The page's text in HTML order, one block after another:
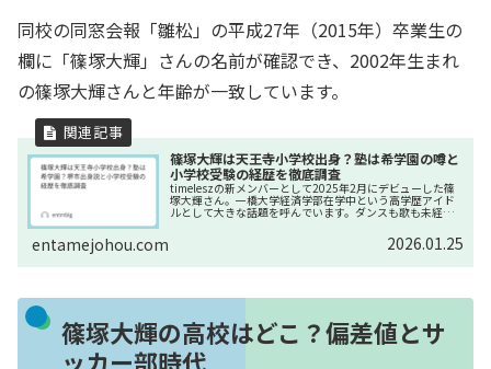
同校の同窓会報「雛松」の平成27年（2015年）卒業生の
欄に「篠塚大輝」さんの名前が確認でき、2002年生まれ
の篠塚大輝さんと年齢が一致しています。
篠塚大輝は天王寺小学校出身？塾は希学園の噂と
小学校受験の経歴を徹底調査
timeleszの新メンバーとして2025年2月にデビューした篠
塚大輝さん。一橋大学経済学部在学中という高学歴アイド
ルとして大きな話題を呼んでいます。ダンスも歌も未経験
entamejohou.com 2026.01.25
篠塚大輝の高校はどこ？偏差値とサ
ッカー部時代